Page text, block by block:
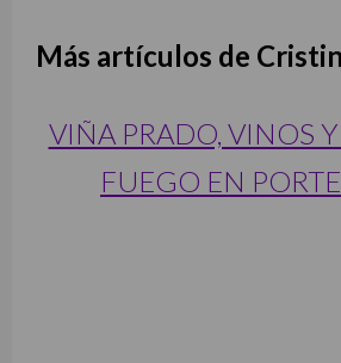
Más artículos de
VIÑA PRADO, VINOS
FUEGO EN